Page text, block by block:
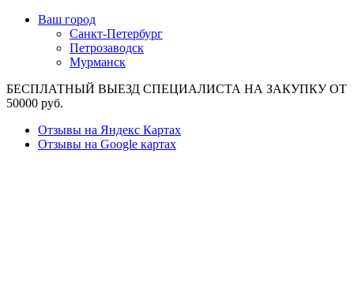
Ваш город
Санкт-Петербург
Петрозаводск
Мурманск
БЕСПЛАТНЫЙ ВЫЕЗД СПЕЦИАЛИСТА НА ЗАКУПКУ ОТ
50000 руб.
Отзывы на Яндекс Картах
Отзывы на Google картах